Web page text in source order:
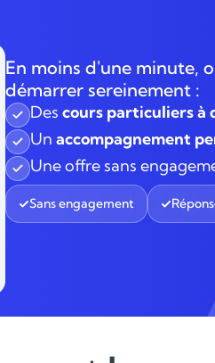
En moins d'une minute,
démarrer sereinement :
Des cours particuliers à
Un accompagnement
Une offre sans
Sans engagement